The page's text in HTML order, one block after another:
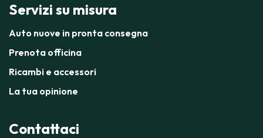
Servizi su misura
Auto nuove in pronta consegna
Prenota officina
Ricambi e accessori
La tua opinione
Contattaci